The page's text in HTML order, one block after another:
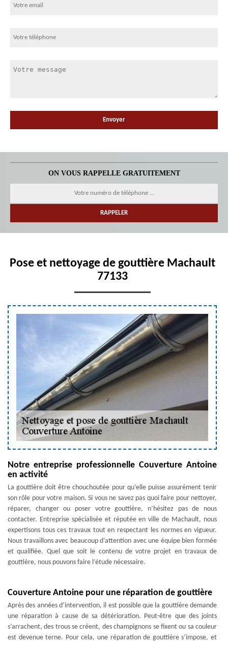
ON VOUS RAPPELLE GRATUITEMENT
Pose et nettoyage de gouttière Machault
77133
Notre entreprise professionnelle Couverture Antoine
en activité
La gouttière doit être chouchoutée pour qu’elle puisse assurément tenir
son rôle pour votre maison. Si vous ne savez pas quoi faire pour nettoyer,
réparer, changer ou poser votre gouttière, n’hésitez pas de nous
contacter. Entreprise spécialisée et réputée en ville de Machault, nous
expertisons tous ces travaux tout en respectant les normes en vigueur.
Nous travaillons avec beaucoup d’attention avec une équipe bien formée
et qualifiée. Quel que soit le contenu de votre projet en travaux de
gouttière, nous pouvons faire l’étude nécessaire.
Couverture Antoine pour une réparation de gouttière
Après des années d’intervention, il est possible que la gouttière demande
une réparation à cause de sa détérioration. Peut-être que des joints
s’arrachent, des trous se créent, des champignons se fixent ou sa couleur
est devenue terne. Pour cela, une réparation de gouttière s’impose, et